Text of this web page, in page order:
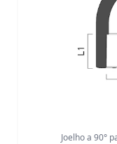
Joelho a 90°